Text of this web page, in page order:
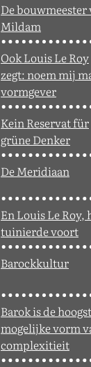
De bouwmeester
Mildam
Ook Louis Le Roy
zegt: noem mij
vormgever
Kein Reservat für
grüne Denker
De Meridiaan
En Louis Le Roy,
tuinierde voort
Barockkultur
Barok is de hoogst
mogelijke vorm
complexitieit